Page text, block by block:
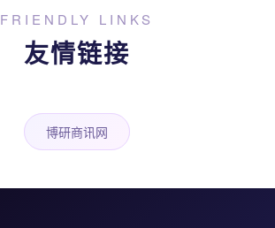
FRIENDLY LINKS
友情链接
博研商讯网